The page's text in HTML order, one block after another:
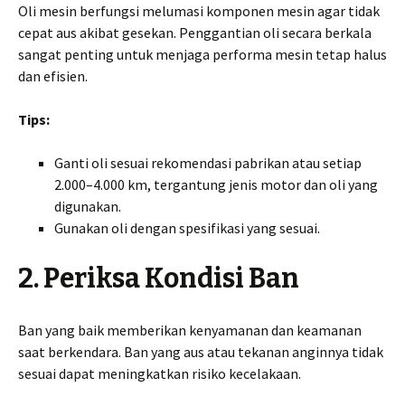
Oli mesin berfungsi melumasi komponen mesin agar tidak
cepat aus akibat gesekan. Penggantian oli secara berkala
sangat penting untuk menjaga performa mesin tetap halus
dan efisien.
Tips:
Ganti oli sesuai rekomendasi pabrikan atau setiap
2.000–4.000 km, tergantung jenis motor dan oli yang
digunakan.
Gunakan oli dengan spesifikasi yang sesuai.
2. Periksa Kondisi Ban
Ban yang baik memberikan kenyamanan dan keamanan
saat berkendara. Ban yang aus atau tekanan anginnya tidak
sesuai dapat meningkatkan risiko kecelakaan.